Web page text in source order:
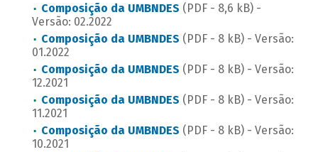
Composição da UMBNDES (PDF - 8,6 kB) -
Versão: 02.2022
Composição da UMBNDES (PDF - 8 kB) - Versão:
01.2022
Composição da UMBNDES (PDF - 8 kB) - Versão:
12.2021
Composição da UMBNDES (PDF - 8 kB) - Versão:
11.2021
Composição da UMBNDES (PDF - 8 kB) - Versão:
10.2021